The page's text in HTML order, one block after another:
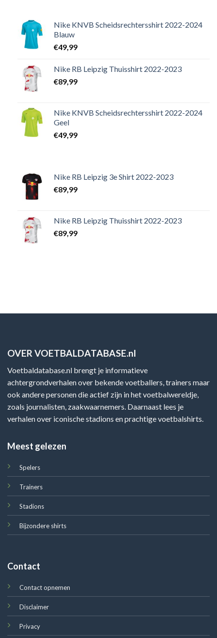
Nike KNVB Scheidsrechtersshirt 2022-2024
Blauw
€49,99
Nike RB Leipzig Thuisshirt 2022-2023
€89,99
Nike KNVB Scheidsrechtersshirt 2022-2024
Geel
€49,99
Nike RB Leipzig 3e Shirt 2022-2023
€89,99
Nike RB Leipzig Thuisshirt 2022-2023
€89,99
OVER VOETBALDATABASE.nl
Voetbaldatabase.nl brengt je informatieve
achtergrondverhalen over bekende voetballers, trainers maar
ook andere personen die actief zijn in het voetbalwereldje,
zoals journalisten, zaakwaarnemers. Daarnaast lees je
verhalen over iconische stadions en prachtige voetbalshirts.
Meest gelezen
Spelers
Trainers
Stadions
Bijzondere shirts
Contact
Contact opnemen
Disclaimer
Privacy